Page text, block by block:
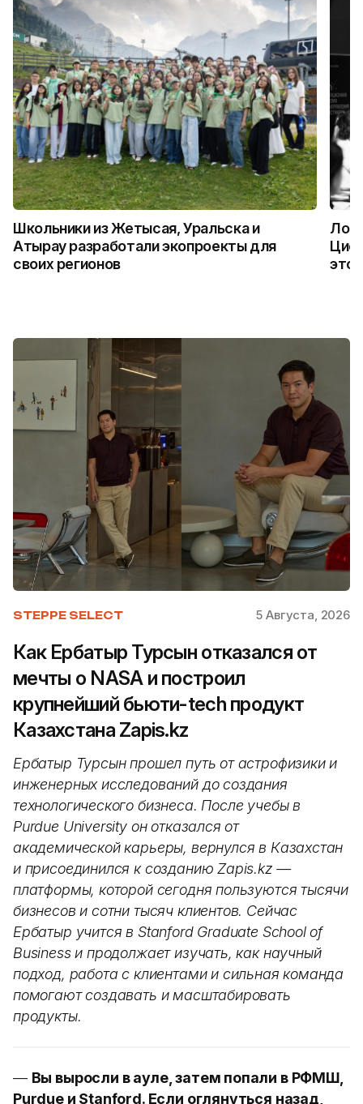
Школьники из Жетысая, Уральска и
Атырау разработали экопроекты для
своих регионов
это
STEPPE SELECT 5 Августа, 2026
Как Ербатыр Турсын отказался от
мечты о NASA и построил
крупнейший бьюти-tech продукт
Казахстана Zapis.kz
Ербатыр Турсын прошел путь от астрофизики и
инженерных исследований до создания
технологического бизнеса. После учебы в
Purdue University он отказался от
академической карьеры, вернулся в Казахстан
и присоединился к созданию Zapis.kz —
платформы, которой сегодня пользуются тысячи
бизнесов и сотни тысяч клиентов. Сейчас
Ербатыр учится в Stanford Graduate School of
Business и продолжает изучать, как научный
подход, работа с клиентами и сильная команда
помогают создавать и масштабировать
продукты.
— Вы выросли в ауле, затем попали в РФМШ,
Purdue и Stanford. Если оглянуться назад,